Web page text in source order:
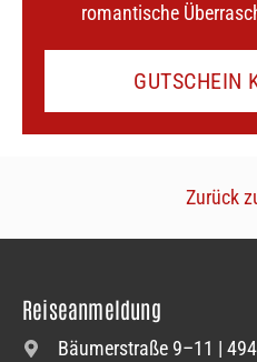
romantische
GUTSCHEIN
Zurück
Reiseanmeldung
Bäumerstraße 9–11 |